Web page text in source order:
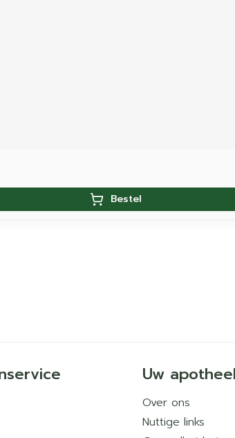
Bestel
Uw
Over ons
Nuttige links